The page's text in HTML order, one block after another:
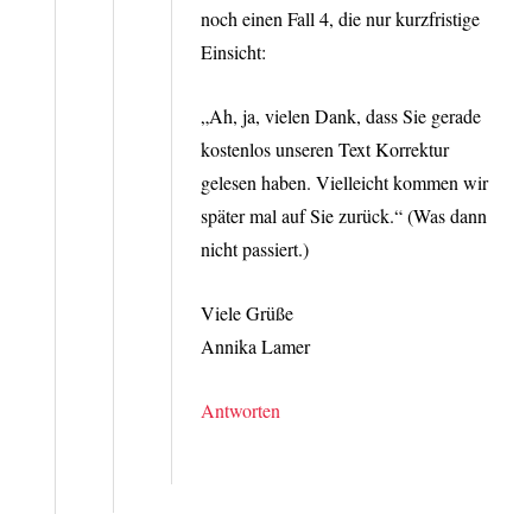
noch einen Fall 4, die nur kurzfristige
Einsicht:
„Ah, ja, vielen Dank, dass Sie gerade
kostenlos unseren Text Korrektur
gelesen haben. Vielleicht kommen wir
später mal auf Sie zurück.“ (Was dann
nicht passiert.)
Viele Grüße
Annika Lamer
Antworten